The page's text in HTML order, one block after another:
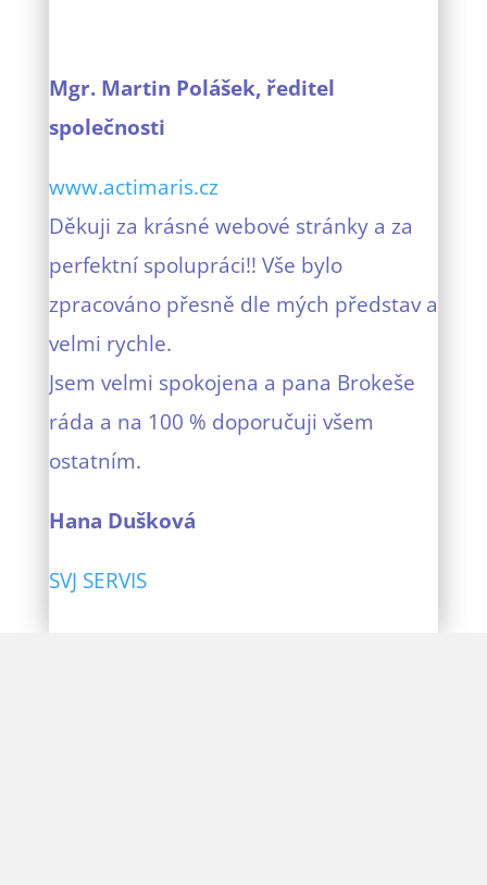
Mgr. Martin Polášek, ředitel
společnosti
www.actimaris.cz
Děkuji za krásné webové stránky a za
perfektní spolupráci!! Vše bylo
zpracováno přesně dle mých představ a
velmi rychle.
Jsem velmi spokojena a pana Brokeše
ráda a na 100 % doporučuji všem
ostatním.
Hana Dušková
SVJ SERVIS